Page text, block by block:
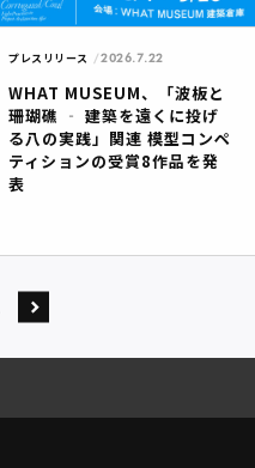
プレスリリース 2026.7.22
WHAT MUSEUM、「波板と
珊瑚礁 ‐ 建築を遠くに投げ
る八の実践」関連 模型コンペ
ティションの受賞8作品を発
表